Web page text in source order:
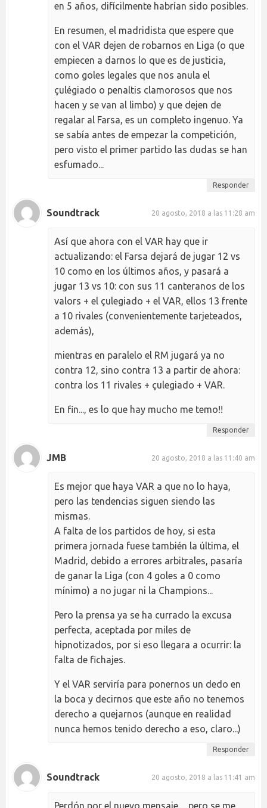
en 5 años, difícilmente habrían sido posibles.
En resumen, el madridista que espere que
con el VAR dejen de robarnos en Liga (o que
empiecen a darnos lo que es de justicia,
como goles legales que nos anula el
çulégiado o penaltis clamorosos que nos
hacen y se van al limbo) y que dejen de
regalar al Farsa, es un completo ingenuo. Ya
se sabía antes de empezar la competición,
pero visto el primer partido las dudas se han
esfumado...
Responder
Soundtrack 20 agosto, 2018 a las 11:28 am
Así que ahora con el VAR hay que ir
actualizando: el Farsa dejará de jugar 12 vs
10 como en los últimos años, y pasará a
jugar 13 vs 10: con sus 11 canteranos de los
valors + el çulegiado + el VAR, ellos 13 frente
a 10 rivales (convenientemente tarjeteados,
además),
mientras en paralelo el RM jugará ya no
contra 12, sino contra 13 a partir de ahora:
contra los 11 rivales + çulegiado + VAR.
En fin..., es lo que hay mucho me temo!!
Responder
JMB 20 agosto, 2018 a las 11:40 am
Es mejor que haya VAR a que no lo haya,
pero las tendencias siguen siendo las
mismas.
A falta de los partidos de hoy, si esta
primera jornada fuese también la última, el
Madrid, debido a errores arbitrales, pasaría
de ganar la Liga (con 4 goles a 0 como
mínimo) a no jugar ni la Champions...
Pero la prensa ya se ha currado la excusa
perfecta, aceptada por miles de
hipnotizados, por si eso llegara a ocurrir: la
falta de fichajes.
Y el VAR serviría para ponernos un dedo en
la boca y decirnos que este año no tenemos
derecho a quejarnos (aunque en realidad
nunca hemos tenido derecho a eso, claro...)
Responder
Soundtrack 20 agosto, 2018 a las 11:41 am
Perdón por el nuevo mensaje..., pero se me